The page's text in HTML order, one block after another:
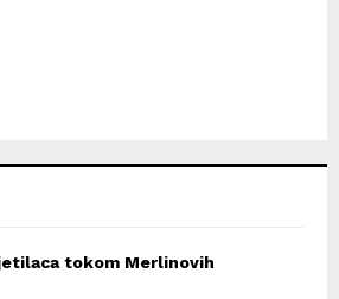
tokom Merlinovih